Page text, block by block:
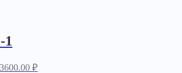
1
₽